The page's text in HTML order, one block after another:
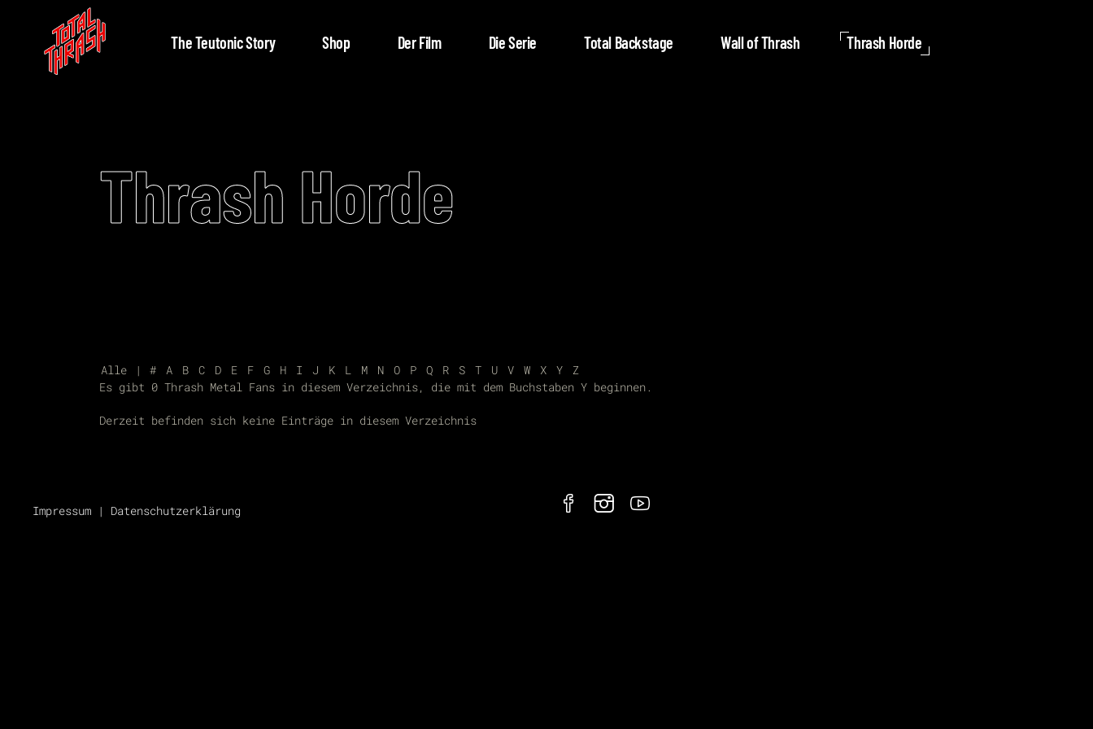
The Teutonic Story Shop Der Film Die Serie Total Backstage Wall of Thrash Thrash Horde
Thrash Horde
Alle | # A B C D E F G H I J K L M N O P Q R S T U V W X Y
Z
Es gibt 0 Thrash Metal Fans in diesem Verzeichnis, die mit dem Buchstaben Y beginnen.
Derzeit befinden sich keine Einträge in diesem Verzeichnis
Impressum | Datenschutzerklärung